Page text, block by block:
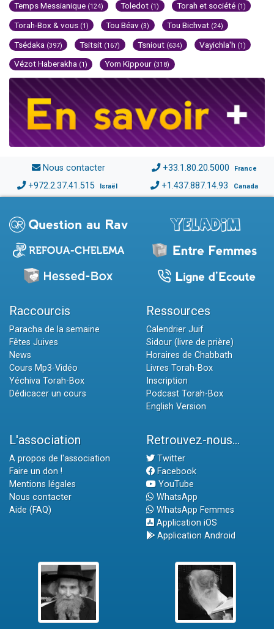
Temps Messianique (124) Toledot (1) Torah et société (1)
Torah-Box & vous (1) Tou Béav (3) Tou Bichvat (24)
Tsédaka (397) Tsitsit (167) Tsniout (634) Vayichla'h (1)
Vézot Haberakha (1) Yom Kippour (318)
Nous contacter +33.1.80.20.5000 France
+972.2.37.41.515 Israël +1.437.887.14.93 Canada
Raccourcis
Paracha de la semaine
Fêtes Juives
News
Cours Mp3-Vidéo
Yéchiva Torah-Box
Dédicacer un cours
Ressources
Calendrier Juif
Sidour (livre de prière)
Horaires de Chabbath
Livres Torah-Box
Inscription
Podcast Torah-Box
English Version
L'association
A propos de l'association
Faire un don !
Mentions légales
Nous contacter
Aide (FAQ)
Retrouvez-nous...
Twitter
Facebook
YouTube
WhatsApp
WhatsApp Femmes
Application iOS
Application Android